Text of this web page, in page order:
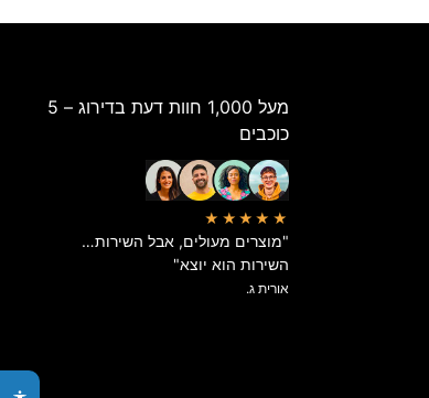
מעל 1,000 חוות דעת בדירוג – 5
כוכבים
★★★★★
"מוצרים מעולים, אבל השירות…
השירות הוא יוצא"
אורית ג.